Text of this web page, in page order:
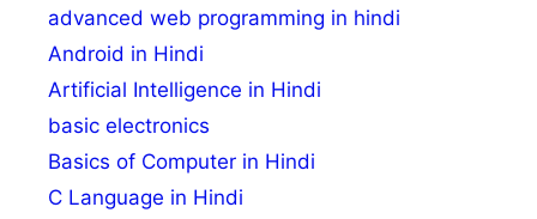
advanced web programming in hindi
Android in Hindi
Artificial Intelligence in Hindi
basic electronics
Basics of Computer in Hindi
C Language in Hindi